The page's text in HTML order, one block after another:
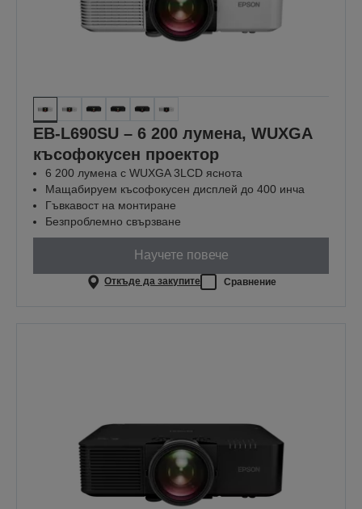
EB-L690SU – 6 200 лумена, WUXGA
късофокусен проектор
6 200 лумена с WUXGA 3LCD яснота
Мащабируем късофокусен дисплей до 400 инча
Гъвкавост на монтиране
Безпроблемно свързване
Научете повече
Откъде да закупите Сравнение